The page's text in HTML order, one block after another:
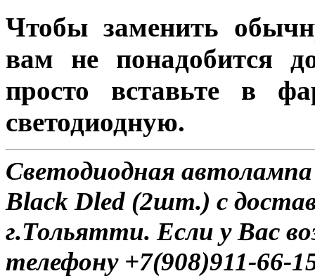
Чтобы заменить
вам не понадобится
просто вставьте в
светодиодную.
Светодиодная
Black Dled (2шт.) с
г.Тольятти. Если у Вас
телефону +7(908)911-